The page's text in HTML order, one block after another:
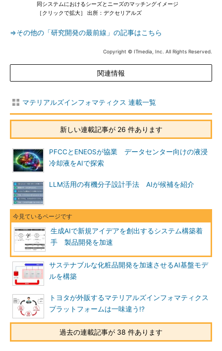
同システムにおけるシーズとニーズのマッチングイメージ
［クリックで拡大］ 出所：デクセリアルズ
⇒その他の「研究開発の最前線」の記事はこちら
Copyright © ITmedia, Inc. All Rights Reserved.
関連情報
マテリアルズインフォマティクス 連載一覧
新しい連載記事が 26 件あります
PFCCとENEOSが協業 データセンター向けの液浸
冷却液をAIで探索
LLM活用の有機分子設計手法 AIが候補を紹介
生成AIで新規アイデアを創出するシステム構築着
手 製品開発を加速
サステナブルな化粧品開発を加速させるAI基盤モデ
ルを構築
トヨタが外販するマテリアルズインフォマティクス
プラットフォームは一味違う!?
過去の連載記事が 38 件あります